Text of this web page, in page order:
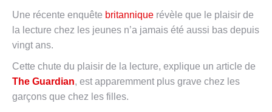
Une récente enquête britannique révèle que le plaisir de
la lecture chez les jeunes n’a jamais été aussi bas depuis
vingt ans.
Cette chute du plaisir de la lecture, explique un article de
The Guardian, est apparemment plus grave chez les
garçons que chez les filles.